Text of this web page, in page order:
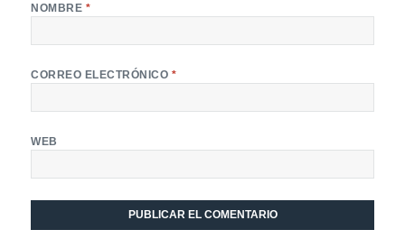
NOMBRE *
CORREO ELECTRÓNICO *
WEB